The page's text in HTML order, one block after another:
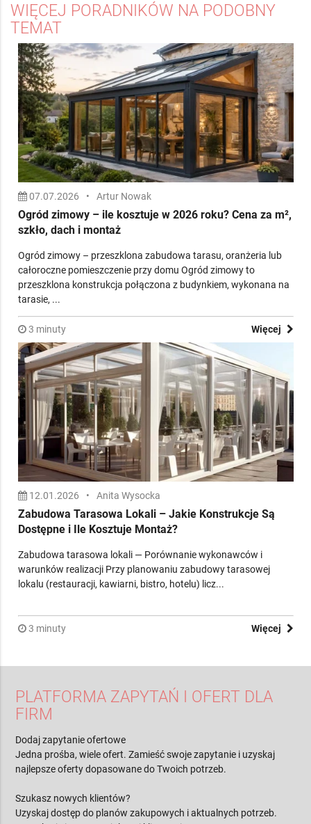
WIĘCEJ PORADNIKÓW NA PODOBNY
TEMAT
07.07.2026 • Artur Nowak
Ogród zimowy – ile kosztuje w 2026 roku? Cena za m²,
szkło, dach i montaż
Ogród zimowy – przeszklona zabudowa tarasu, oranżeria lub
całoroczne pomieszczenie przy domu Ogród zimowy to
przeszklona konstrukcja połączona z budynkiem, wykonana na
tarasie, ...
3 minuty Więcej
12.01.2026 • Anita Wysocka
Zabudowa Tarasowa Lokali – Jakie Konstrukcje Są
Dostępne i Ile Kosztuje Montaż?
Zabudowa tarasowa lokali — Porównanie wykonawców i
warunków realizacji Przy planowaniu zabudowy tarasowej
lokalu (restauracji, kawiarni, bistro, hotelu) licz...
3 minuty Więcej
PLATFORMA ZAPYTAŃ I OFERT DLA
FIRM
Dodaj zapytanie ofertowe
Jedna prośba, wiele ofert. Zamieść swoje zapytanie i uzyskaj
najlepsze oferty dopasowane do Twoich potrzeb.
Szukasz nowych klientów?
Uzyskaj dostęp do planów zakupowych i aktualnych potrzeb.